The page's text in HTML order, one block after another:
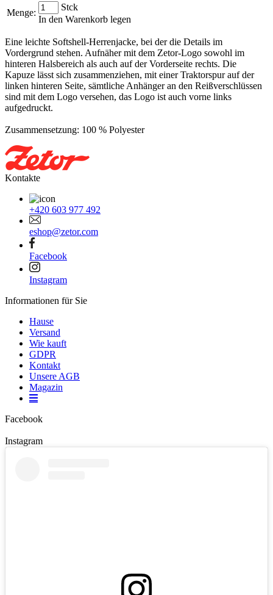
Menge:
Stck
In den Warenkorb legen
Eine leichte Softshell-Herrenjacke, bei der die Details im
Vordergrund stehen. Aufnäher mit dem Zetor-Logo sowohl im
hinteren Halsbereich als auch auf der Vorderseite rechts. Die
Kapuze lässt sich zusammenziehen, mit einer Traktorspur auf der
linken hinteren Seite, sämtliche Anhänger an den Reißverschlüssen
sind mit dem Logo versehen, das Logo ist auch vorne links
aufgedruckt.
Zusammensetzung: 100 % Polyester
Kontakte
+420 603 977 492
eshop@zetor.com
Facebook
Instagram
Informationen für Sie
Hause
Versand
Wie kauft
GDPR
Kontakt
Unsere AGB
Magazin
Facebook
Instagram